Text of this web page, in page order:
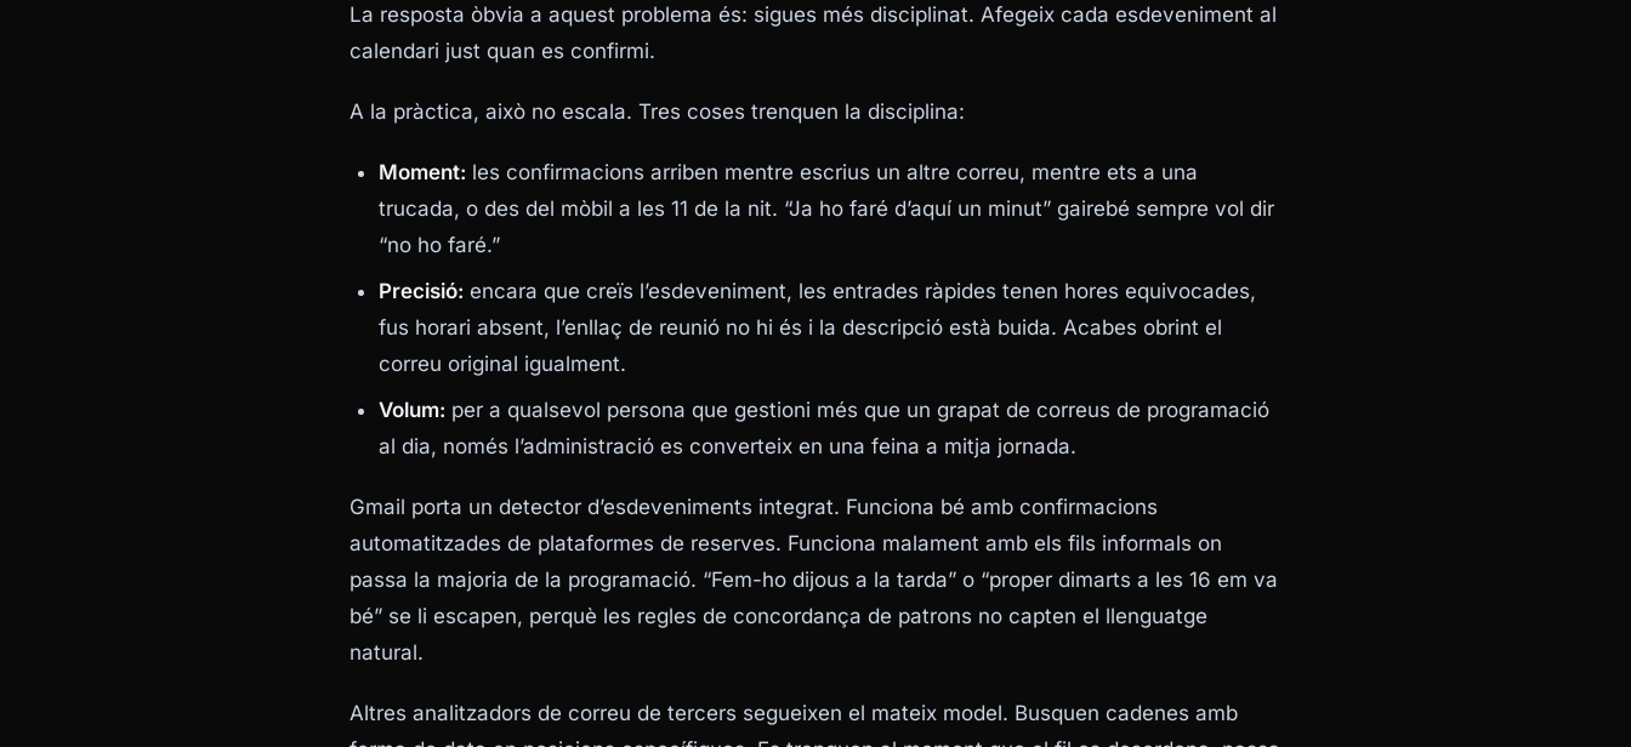
La resposta òbvia a aquest problema és: sigues més disciplinat. Afegeix cada esdeveniment al
calendari just quan es confirmi.
A la pràctica, això no escala. Tres coses trenquen la disciplina:
Moment: les confirmacions arriben mentre escrius un altre correu, mentre ets a una
trucada, o des del mòbil a les 11 de la nit. “Ja ho faré d’aquí un minut” gairebé sempre vol dir
“no ho faré.”
Precisió: encara que creïs l’esdeveniment, les entrades ràpides tenen hores equivocades,
fus horari absent, l’enllaç de reunió no hi és i la descripció està buida. Acabes obrint el
correu original igualment.
Volum: per a qualsevol persona que gestioni més que un grapat de correus de programació
al dia, només l’administració es converteix en una feina a mitja jornada.
Gmail porta un detector d’esdeveniments integrat. Funciona bé amb confirmacions
automatitzades de plataformes de reserves. Funciona malament amb els fils informals on
passa la majoria de la programació. “Fem-ho dijous a la tarda” o “proper dimarts a les 16 em va
bé” se li escapen, perquè les regles de concordança de patrons no capten el llenguatge
natural.
Altres analitzadors de correu de tercers segueixen el mateix model. Busquen cadenes amb